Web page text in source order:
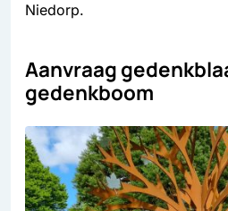
Niedorp.
Aanvraag
gedenkboom